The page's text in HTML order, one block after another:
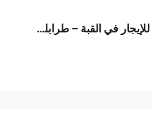
R9-3809 مبنى مدرسة للإيجار في القبة – طرابلس، شارع الأرز، 4,986 م²